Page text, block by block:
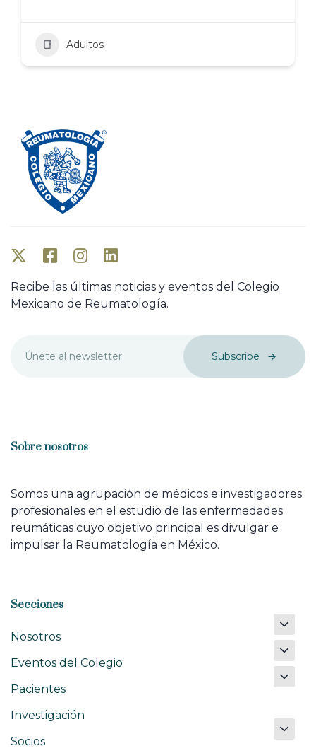
Adultos
Recibe las últimas noticias y eventos del Colegio
Mexicano de Reumatología.
Subscribe
Sobre nosotros
Somos una agrupación de médicos e investigadores
profesionales en el estudio de las enfermedades
reumáticas cuyo objetivo principal es divulgar e
impulsar la Reumatología en México.
Secciones
Nosotros
Eventos del Colegio
Pacientes
Investigación
Socios